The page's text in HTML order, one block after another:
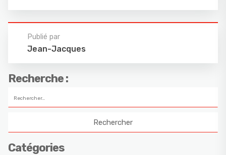
Publié par
Jean-Jacques
Recherche :
Catégories